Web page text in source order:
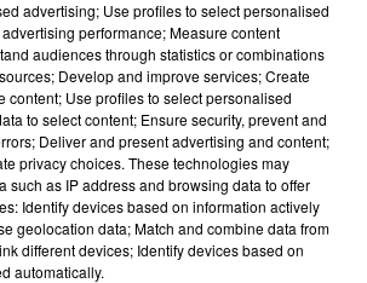
5 min 37 sec
min 37 sec
ET LA POIRE
advertising; Use profiles to select personalised
performance; Measure content
audiences through statistics or combinations
Develop and improve services; Create
content; Use profiles to select personalised
to select content; Ensure security, prevent and
Deliver and present advertising and content;
privacy choices. These technologies may
such as IP address and browsing data to offer
Identify devices based on information actively
geolocation data; Match and combine data from
different devices; Identify devices based on
automatically.